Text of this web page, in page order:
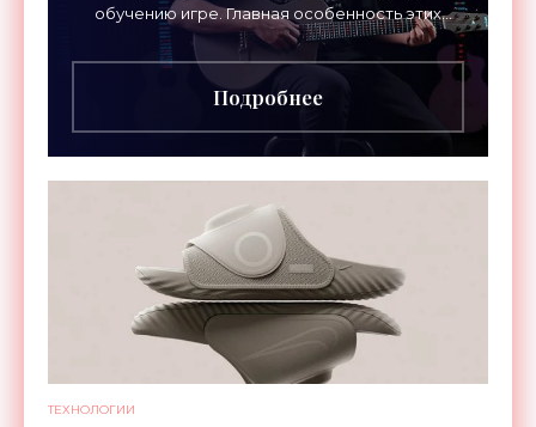
обучению игре. Главная особенность этих
инструментов – встроенная RGB-подсветка
грифа. Светодиоды
Подробнее
ТЕХНОЛОГИИ